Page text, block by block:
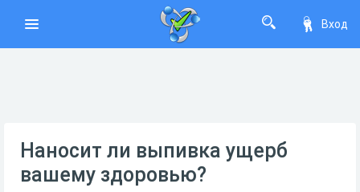
Вход
Наносит ли выпивка ущерб
вашему здоровью?